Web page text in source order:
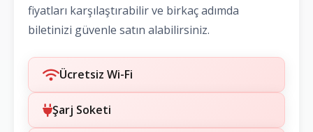
fiyatları karşılaştırabilir ve birkaç adımda
biletinizi güvenle satın alabilirsiniz.
Ücretsiz Wi-Fi
Şarj Soketi